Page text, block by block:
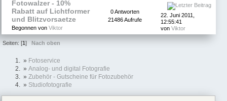
Fotowalzer - 10%
Rabatt auf Lichtformer
und Blitzvorsaetze
Begonnen von Viktor
0 Antworten
21486 Aufrufe
22. Juni 2011,
12:55:41
von Viktor
Seiten: [1] Nach oben
» Fotoservice
» Analog- und digital Fotografie
» Zubehör - Gutscheine für Fotozubehör
» Studiofotografie